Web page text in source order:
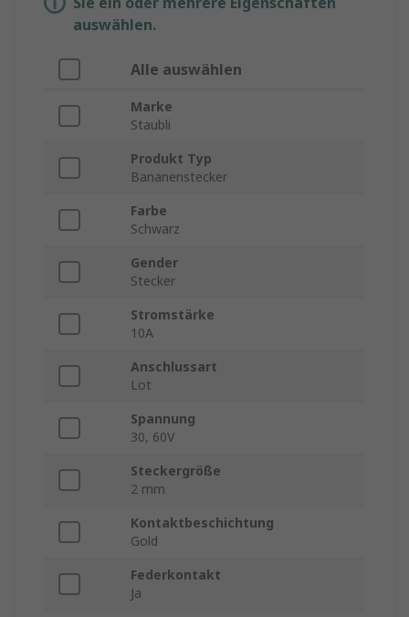
auswählen.
Alle auswählen
Marke
Staubli
Produkt Typ
Bananenstecker
Farbe
Schwarz
Gender
Stecker
Stromstärke
10A
Anschlussart
Lot
Spannung
30, 60V
Steckergröße
2 mm
Kontaktbeschichtung
Gold
Federkontakt
Ja